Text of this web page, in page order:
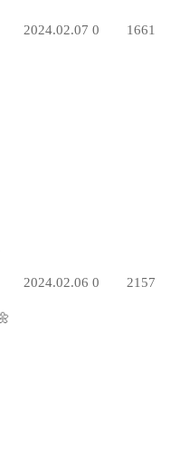
2024.02.07 0 1661
2024.02.06 0 2157